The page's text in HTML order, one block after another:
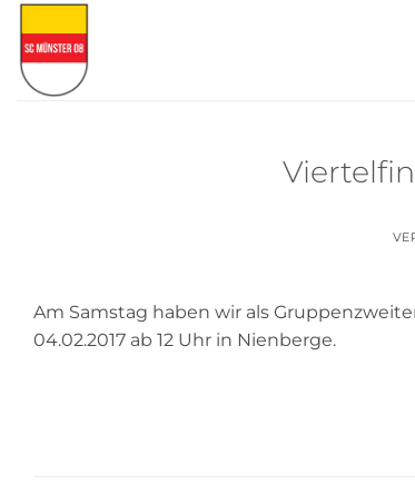
Zum
Inhalt
springen
Am Samstag haben wir als
04.02.2017 ab 12 Uhr in Nienberge.